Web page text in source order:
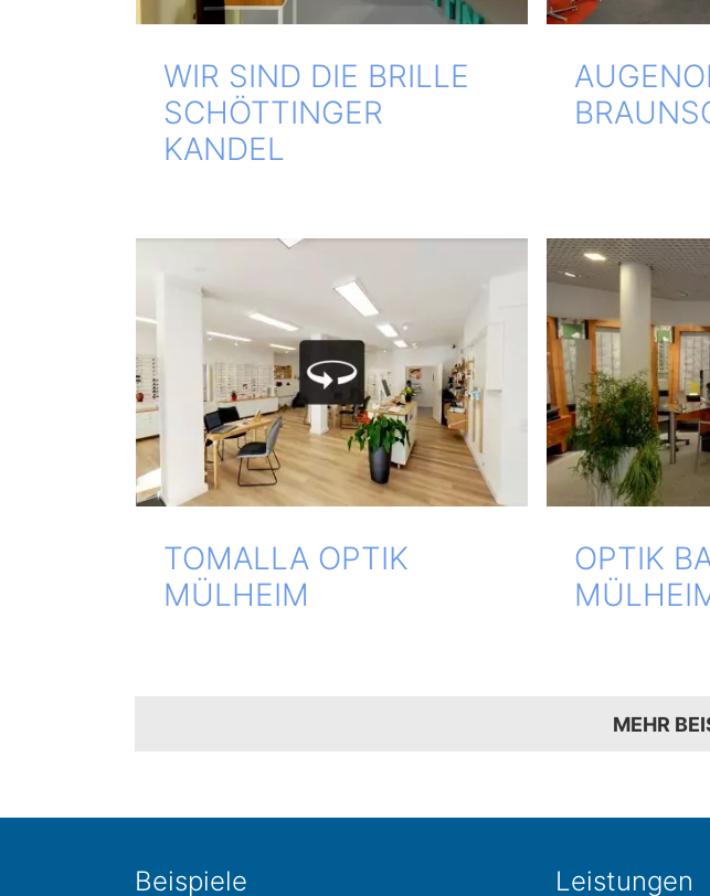
WIR SIND DIE BRILLE
SCHÖT­TIN­GER
KANDEL
TOM­AL­LA OPTIK
MÜLHEIM
OPTIK
MEHR
Bei­spie­le Leis­tun­gen